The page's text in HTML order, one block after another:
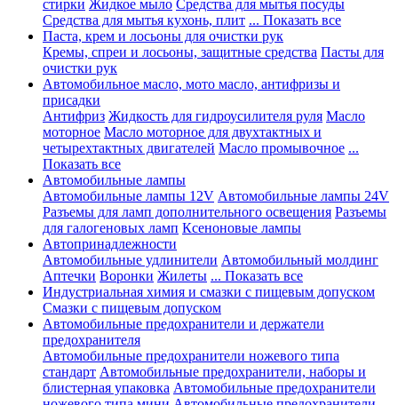
стирки Жидкое мыло Средства для мытья посуды
Средства для мытья кухонь, плит ... Показать все
Паста, крем и лосьоны для очистки рук
Кремы, спреи и лосьоны, защитные средства Пасты для
очистки рук
Автомобильное масло, мото масло, антифризы и
присадки
Антифриз Жидкость для гидроусилителя руля Масло
моторное Масло моторное для двухтактных и
четырехтактных двигателей Масло промывочное ...
Показать все
Автомобильные лампы
Автомобильные лампы 12V Автомобильные лампы 24V
Разъемы для ламп дополнительного освещения Разъемы
для галогеновых ламп Ксеноновые лампы
Автопринадлежности
Автомобильные удлинители Автомобильный молдинг
Аптечки Воронки Жилеты ... Показать все
Индустриальная химия и смазки с пищевым допуском
Смазки с пищевым допуском
Автомобильные предохранители и держатели
предохранителя
Автомобильные предохранители ножевого типа
стандарт Автомобильные предохранители, наборы и
блистерная упаковка Автомобильные предохранители